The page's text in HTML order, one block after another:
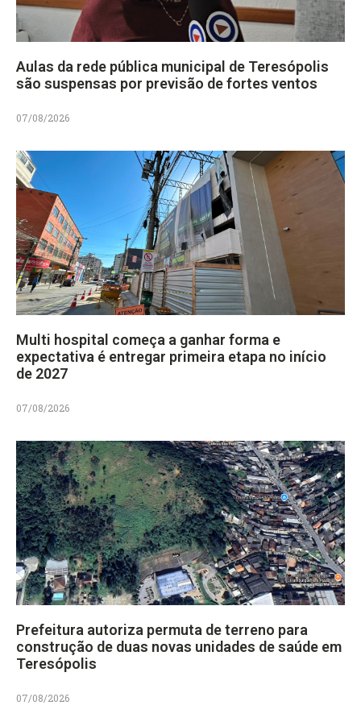
Aulas da rede pública municipal de Teresópolis
são suspensas por previsão de fortes ventos
07/08/2026
Multi hospital começa a ganhar forma e
expectativa é entregar primeira etapa no início
de 2027
07/08/2026
Prefeitura autoriza permuta de terreno para
construção de duas novas unidades de saúde em
Teresópolis
07/08/2026